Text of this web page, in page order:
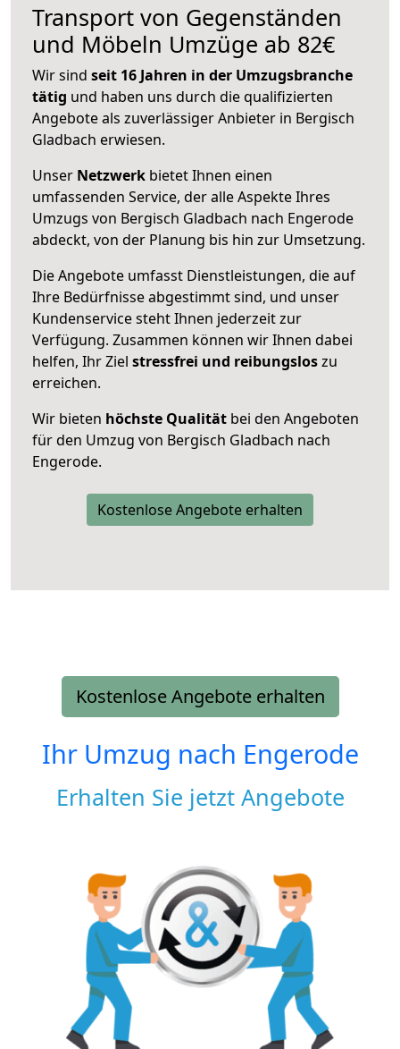
Transport von Gegenständen
und Möbeln Umzüge ab 82€
Wir sind seit 16 Jahren in der Umzugsbranche
tätig und haben uns durch die qualifizierten
Angebote als zuverlässiger Anbieter in Bergisch
Gladbach erwiesen.
Unser Netzwerk bietet Ihnen einen
umfassenden Service, der alle Aspekte Ihres
Umzugs von Bergisch Gladbach nach Engerode
abdeckt, von der Planung bis hin zur Umsetzung.
Die Angebote umfasst Dienstleistungen, die auf
Ihre Bedürfnisse abgestimmt sind, und unser
Kundenservice steht Ihnen jederzeit zur
Verfügung. Zusammen können wir Ihnen dabei
helfen, Ihr Ziel stressfrei und reibungsloszu
erreichen.
Wir bieten höchste Qualität bei den Angeboten
für den Umzug von Bergisch Gladbach nach
Engerode.
Kostenlose Angebote erhalten
Kostenlose Angebote erhalten
Ihr Umzug nach Engerode
Erhalten Sie jetzt Angebote